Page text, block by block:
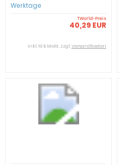
Werktage
TWorld-Preis
40,29 EUR
inkl. 19 % MwSt. zzgl.Versandkosten